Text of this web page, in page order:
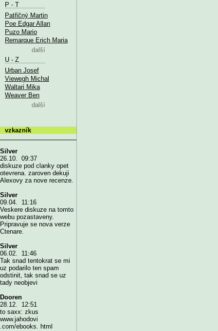
P - T
Patřičný Martin
Poe Edgar Allan
Puzo Mario
Remarque Erich Maria
další
U - Z
Urban Josef
Viewegh Michal
Waltari Mika
Weaver Ben
další
vzkazník
Silver
26.10. 09:37
diskuze pod clanky opet
otevrena. zaroven dekuji
Alexovy za nove recenze.
Silver
09.04. 11:16
Veskere diskuze na tomto
webu pozastaveny.
Pripravuje se nova verze
Ctenare.
Silver
06.02. 11:46
Tak snad tentokrat se mi
uz podarilo ten spam
odstinit, tak snad se uz
tady neobjevi
Dooren
28.12. 12:51
to saxx: zkus
www.jahodovi
.com/ebooks. html